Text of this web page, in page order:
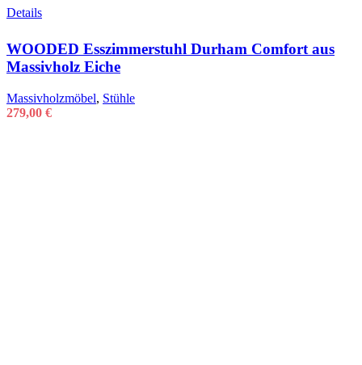
Details
WOODED Esszimmerstuhl Durham Comfort aus
Massivholz Eiche
Massivholzmöbel, Stühle
279,00 €